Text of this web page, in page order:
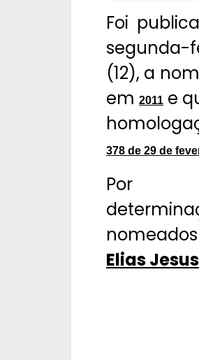
Foi
segunda-
(12), a
em 2011 e
378 de 29 de
Por
Elias